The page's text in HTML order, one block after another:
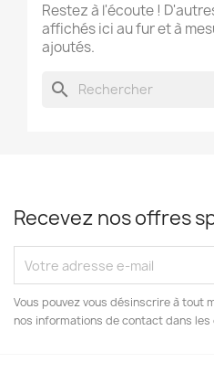
Restez à l'écoute !
affichés ici au fur et à
ajoutés.
search
Recevez nos offres
Vous pouvez vous désinscrire à tout
nos informations de contact dans